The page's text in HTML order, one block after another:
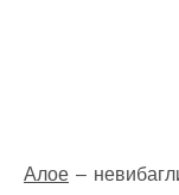
Алое –